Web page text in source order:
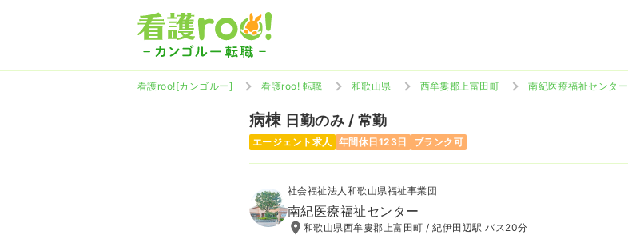
看護roo![カンゴルー] 看護roo! 転職 和歌山県 西牟婁郡上富田町 南紀医療福祉センター
病棟 日勤のみ / 常勤
エージェント求人 年間休日123日 ブランク可
社会福祉法人和歌山県福祉事業団
南紀医療福祉センター
和歌山県西牟婁郡上富田町 / 紀伊田辺駅 バス20分